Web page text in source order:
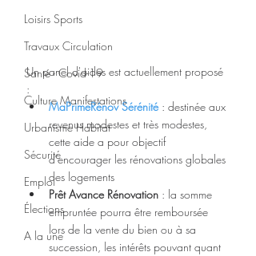
Loisirs Sports
Travaux Circulation
Santé - Covid-19
Culture Manifestations
Urbanisme Habitat
Sécurité
Emploi
Élections
A la une
Un panel d'aides est actuellement proposé
:
MaPrimeRénov Sérénité : destinée aux
revenus modestes et très modestes,
cette aide a pour objectif
d’encourager les rénovations globales
des logements
Prêt Avance Rénovation : la somme
empruntée pourra être remboursée
lors de la vente du bien ou à sa
succession, les intérêts pouvant quant